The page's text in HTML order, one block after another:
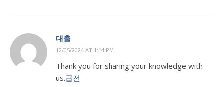
대출
12/05/2024 AT 1:14 PM
Thank you for sharing your knowledge with
us.급전